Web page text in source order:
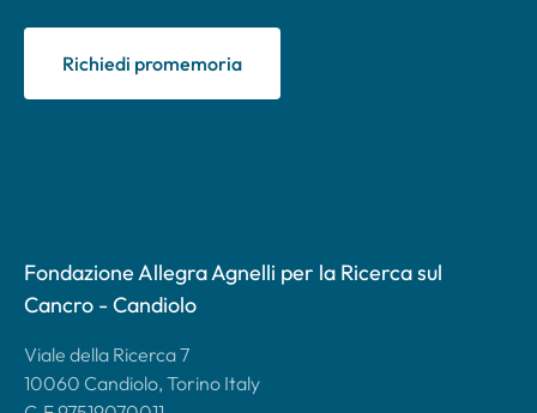
Richiedi promemoria
Fondazione Allegra Agnelli per la Ricerca sul
Cancro - Candiolo
Viale della Ricerca 7
10060 Candiolo, Torino Italy